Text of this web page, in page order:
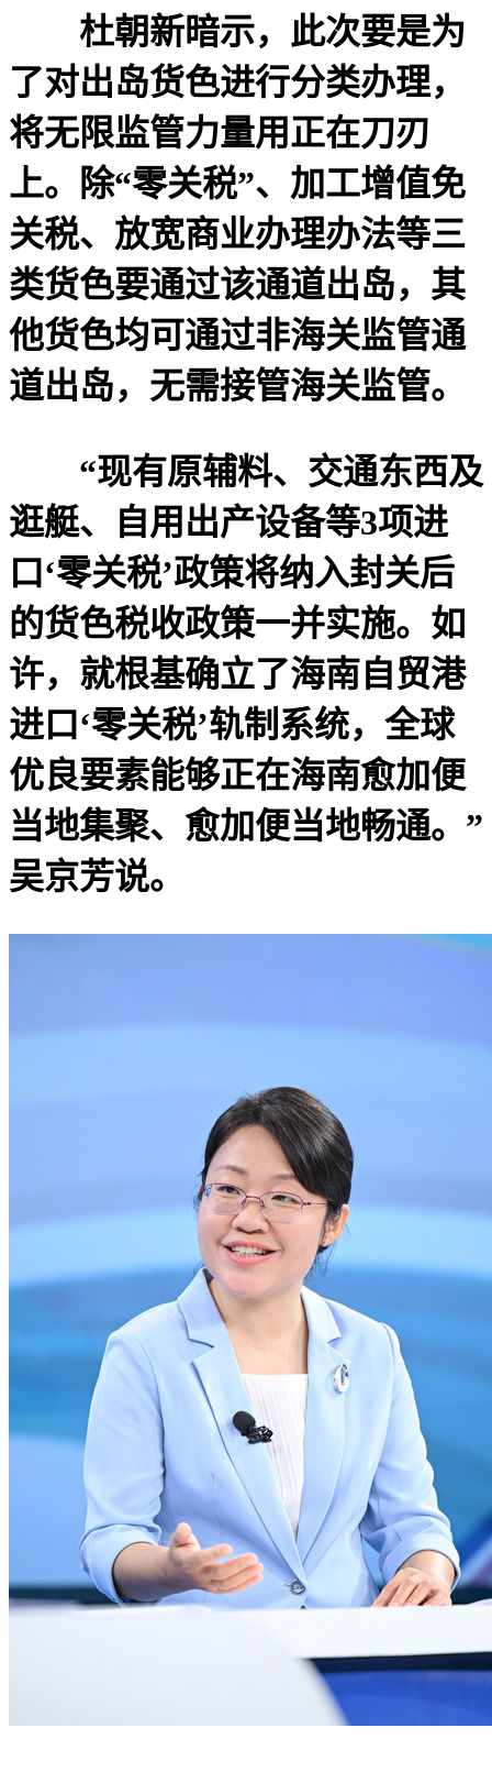
杜朝新暗示，此次要是为
了对出岛货色进行分类办理，
将无限监管力量用正在刀刃
上。除“零关税”、加工增值免
关税、放宽商业办理办法等三
类货色要通过该通道出岛，其
他货色均可通过非海关监管通
道出岛，无需接管海关监管。
“现有原辅料、交通东西及
逛艇、自用出产设备等3项进
口‘零关税’政策将纳入封关后
的货色税收政策一并实施。如
许，就根基确立了海南自贸港
进口‘零关税’轨制系统，全球
优良要素能够正在海南愈加便
当地集聚、愈加便当地畅通。”
吴京芳说。